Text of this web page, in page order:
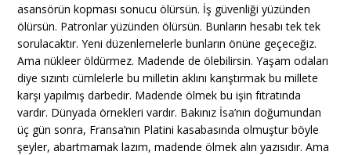
asansörün kopması sonucu ölürsün. İş güvenliği yüzünden
ölürsün. Patronlar yüzünden ölürsün. Bunların hesabı tek tek
sorulacaktır. Yeni düzenlemelerle bunların önüne geçeceğiz.
Ama nükleer öldürmez. Madende de ölebilirsin. Yaşam odaları
diye sızıntı cümlelerle bu milletin aklını karıştırmak bu millete
karşı yapılmış darbedir. Madende ölmek bu işin fıtratında
vardır. Dünyada örnekleri vardır. Bakınız İsa’nın doğumundan
üç gün sonra, Fransa’nın Platini kasabasında olmuştur böyle
şeyler, abartmamak lazım, madende ölmek alın yazısıdır. Ama